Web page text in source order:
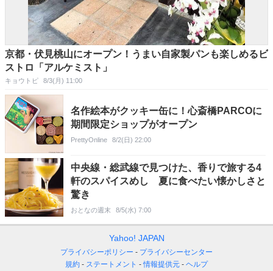
京都・伏見桃山にオープン！うまい自家製パンも楽しめるビ
ストロ「アルケミスト」
キョウトピ 8/3(月) 11:00
名作絵本がクッキー缶に！心斎橋PARCOに
期間限定ショップがオープン
PrettyOnline 8/2(日) 22:00
中央線・総武線で見つけた、香りで旅する4
軒のスパイスめし 夏に食べたい懐かしさと
驚き
おとなの週末 8/5(水) 7:00
Yahoo! JAPAN
プライバシーポリシー
プライバシーセンター
規約
ステートメント 情報提供元 ヘルプ